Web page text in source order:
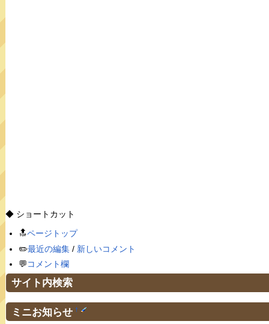
◆ ショートカット
🔝ページトップ
✏️最近の編集/ 新しいコメント
💬コメント欄
サイト内検索
ミニお知らせ †